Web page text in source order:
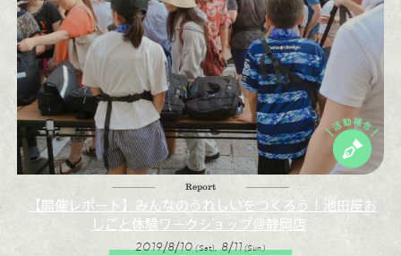
Report
【開催レポート】みんなのうれしいをつくろう！池田屋お
しごと体験ワークショップ＠静岡店
2019/8/10 (Sat), 8/11 (Sun)